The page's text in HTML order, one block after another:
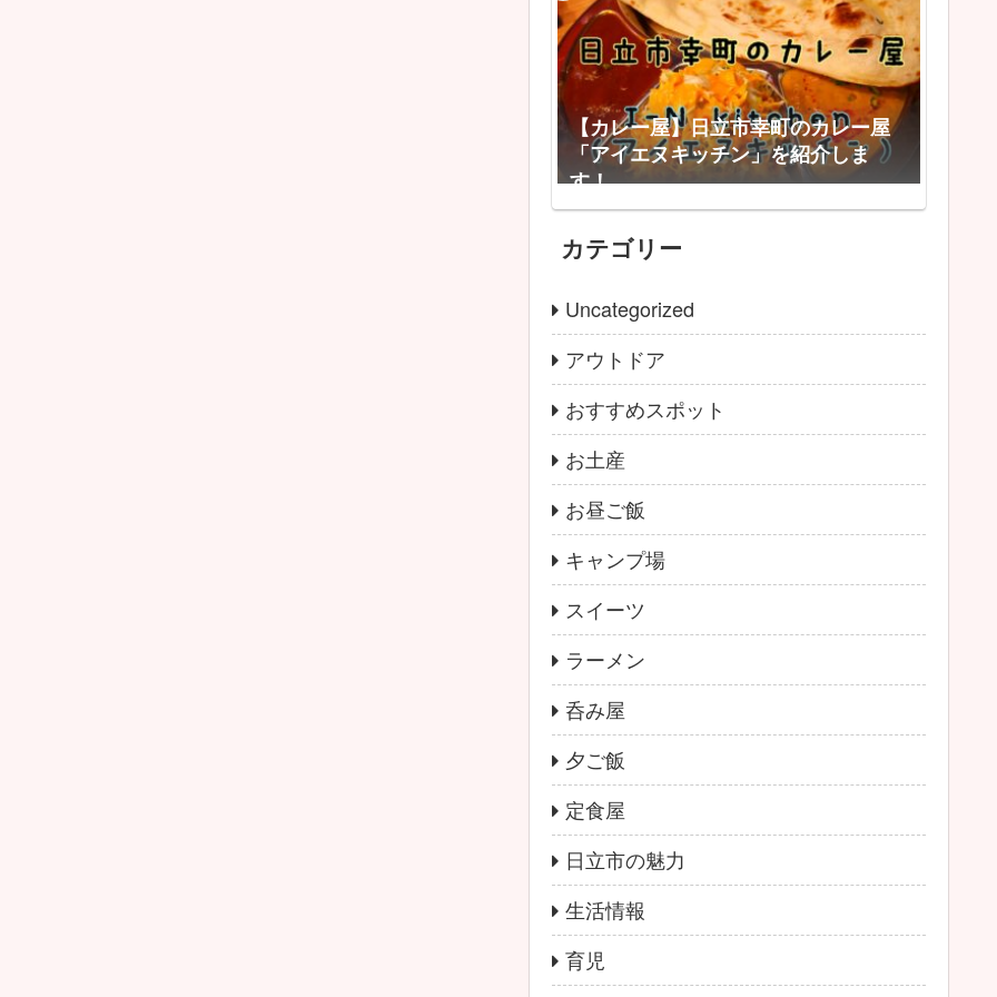
【カレー屋】日立市幸町のカレー屋
「アイエヌキッチン」を紹介しま
す！
カテゴリー
Uncategorized
アウトドア
おすすめスポット
お土産
お昼ご飯
キャンプ場
スイーツ
ラーメン
呑み屋
夕ご飯
定食屋
日立市の魅力
生活情報
育児